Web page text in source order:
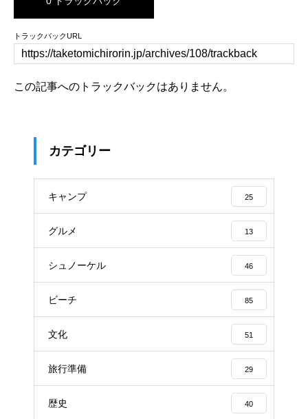
トラックバックURL
この記事へのトラックバックはありません。
カテゴリー
キャンプ 25
グルメ 13
シュノーケル 46
ビーチ 85
文化 51
旅行準備 29
歴史 40